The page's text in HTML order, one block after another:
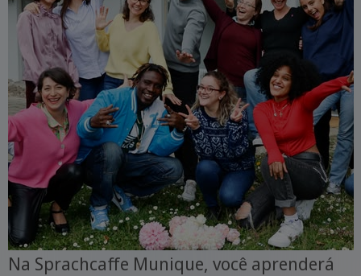
Na Sprachcaffe Munique, você aprenderá